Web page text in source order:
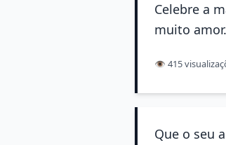
Celebre a
muito
👁️ 415
Que o seu